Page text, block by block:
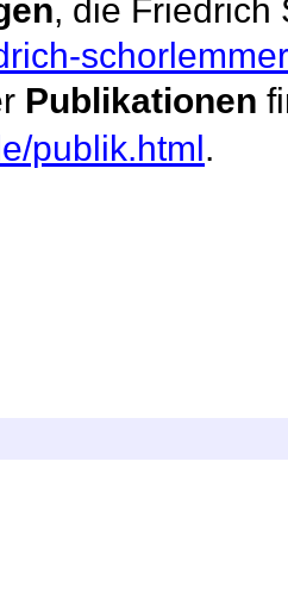
, die Friedrich
Publikationen
publik.html.